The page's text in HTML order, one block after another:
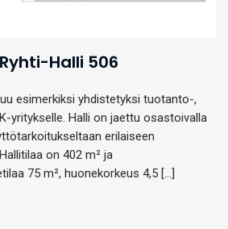
Halli 506
esimerkiksi yhdistetyksi tuotanto-,
yritykselle. Halli on jaettu osastoivalla
erilaiseen
on 402 m² ja
75 m², huonekorkeus 4,5 […]